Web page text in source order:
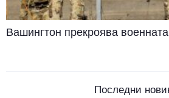
Вашингтон прекроява
Последни